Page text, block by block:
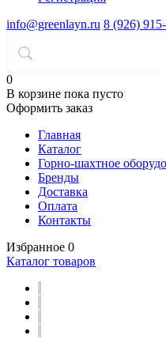
info@greenlayn.ru 8 (926)
0
В корзине пока пусто
Оформить заказ
Главная
Каталог
Горно-шахтное
Бренды
Доставка
Оплата
Контакты
Избранное 0
Каталог товаров